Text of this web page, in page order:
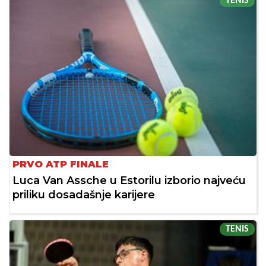
PRVO ATP FINALE
Luca Van Assche u Estorilu izborio najveću
priliku dosadašnje karijere
TENIS